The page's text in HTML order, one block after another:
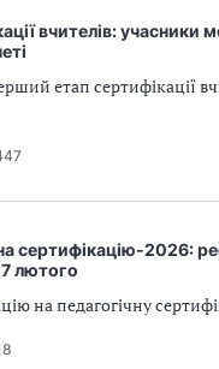
вчителів: учасники
етап сертифікації
сертифікацію-2026:
лютого
на педагогічну